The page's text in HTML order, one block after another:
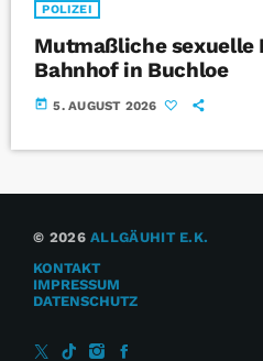
POLIZEI
Mutmaßliche sexuelle
Bahnhof in Buchloe
today 5. AUGUST 2026
© 2026ALLGÄUHIT E.K.
KONTAKT
IMPRESSUM
DATENSCHUTZ